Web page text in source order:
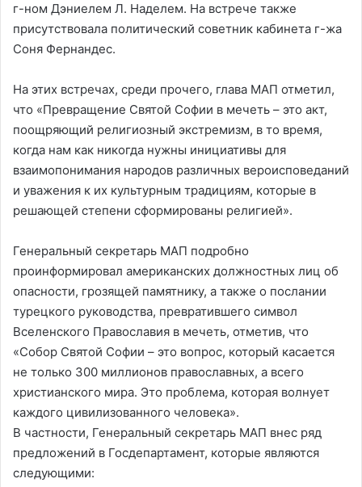
г-ном Дэниелем Л. Наделем. На встрече также
присутствовала политический советник кабинета г-жа
Соня Фернандес.
На этих встречах, среди прочего, глава МАП отметил,
что «Превращение Святой Софии в мечеть – это акт,
поощряющий религиозный экстремизм, в то время,
когда нам как никогда нужны инициативы для
взаимопонимания народов различных вероисповеданий
и уважения к их культурным традициям, которые в
решающей степени сформированы религией».
Генеральный секретарь МАП подробно
проинформировал американских должностных лиц об
опасности, грозящей памятнику, а также о послании
турецкого руководства, превратившего символ
Вселенского Православия в мечеть, отметив, что
«Собор Святой Софии – это вопрос, который касается
не только 300 миллионов православных, а всего
христианского мира. Это проблема, которая волнует
каждого цивилизованного человека».
В частности, Генеральный секретарь МАП внес ряд
предложений в Госдепартамент, которые являются
следующими: